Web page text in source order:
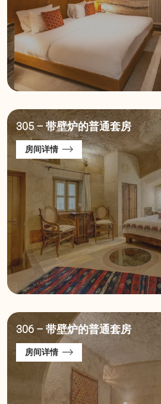
305 – 带壁炉的普通套房
房间详情
306 – 带壁炉的普通套房
房间详情